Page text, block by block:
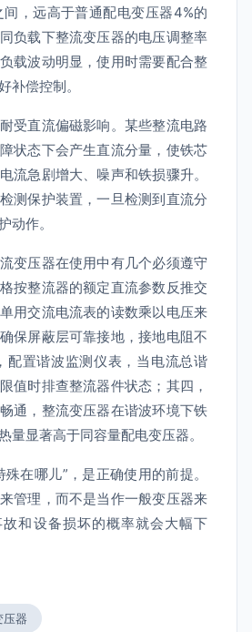
间，远高于普通配电变压器4%的
负载下整流变压器的电压调整率
载波动明显，使用时需要配合整
补偿控制。
受直流偏磁影响。某些整流电路
状态下会产生直流分量，使铁芯
流急剧增大、噪声和铁损骤升。
测保护装置，一旦检测到直流分
动作。
变压器在使用中有几个必须遵守
按整流器的额定直流参数反推交
用交流电流表的读数乘以电压来
保屏蔽层可靠接地，接地电阻不
配置谐波监测仪表，当电流总谐
值时排查整流器件状态；其四，
通，整流变压器在谐波环境下铁
量显著高于同容量配电变压器。
在哪儿”，是正确使用的前提。
管理，而不是当作一般变压器来
故和设备损坏的概率就会大幅下
压器